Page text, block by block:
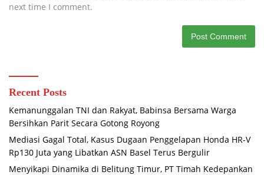
next time I comment.
Recent Posts
Kemanunggalan TNI dan Rakyat, Babinsa Bersama Warga
Bersihkan Parit Secara Gotong Royong
Mediasi Gagal Total, Kasus Dugaan Penggelapan Honda HR-V
Rp130 Juta yang Libatkan ASN Basel Terus Bergulir
Menyikapi Dinamika di Belitung Timur, PT Timah Kedepankan